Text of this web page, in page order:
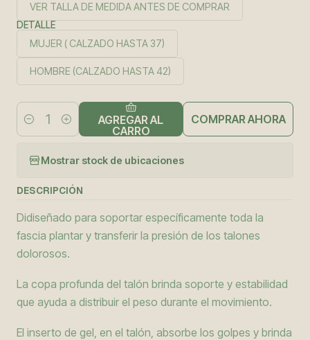
VER TALLA DE MEDIDA ANTES DE COMPRAR
DETALLE
MUJER ( CALZADO HASTA 37)
HOMBRE (CALZADO HASTA 42)
Cantidad
AGREGAR AL
CARRO
COMPRAR AHORA
Mostrar stock de ubicaciones
DESCRIPCIÓN
Didiseñado para soportar específicamente toda la
fascia plantar y transferir la presión de los talones
dolorosos.
La copa profunda del talón brinda soporte y estabilidad
que ayuda a distribuir el peso durante el movimiento.
El inserto de gel, en el talón, absorbe los golpes y brinda